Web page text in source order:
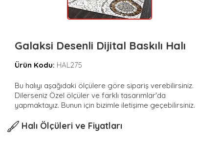
Galaksi Desenli Dijital Baskılı Halı
Ürün Kodu: HAL275
Bu halıyı aşağıdaki ölçülere göre sipariş verebilirsiniz.
Dilerseniz Özel ölçüler ve farklı tasarımlar'da
yapmaktayız. Bunun için bizimle iletişime geçebilirsiniz.
Halı Ölçüleri ve Fiyatları